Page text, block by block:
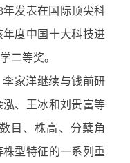
年发表在国际顶尖科
度中国十大科技进
二等奖。
李家洋继续与钱前研
、王冰和刘贵富等
目、株高、分蘖角
型特征的一系列重